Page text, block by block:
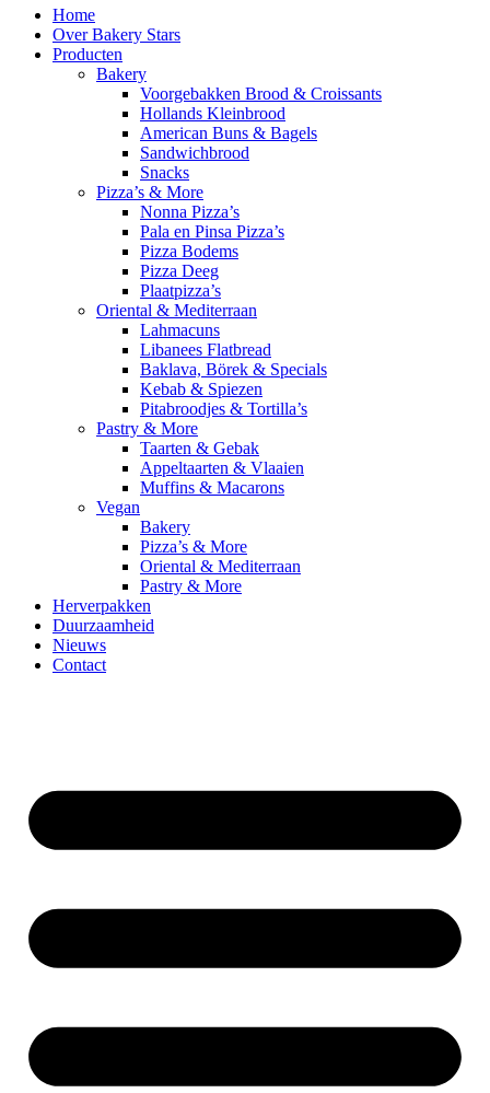
Home
Over Bakery Stars
Producten
Bakery
Voorgebakken Brood & Croissants
Hollands Kleinbrood
American Buns & Bagels
Sandwichbrood
Snacks
Pizza’s & More
Nonna Pizza’s
Pala en Pinsa Pizza’s
Pizza Bodems
Pizza Deeg
Plaatpizza’s
Oriental & Mediterraan
Lahmacuns
Libanees Flatbread
Baklava, Börek & Specials
Kebab & Spiezen
Pitabroodjes & Tortilla’s
Pastry & More
Taarten & Gebak
Appeltaarten & Vlaaien
Muffins & Macarons
Vegan
Bakery
Pizza’s & More
Oriental & Mediterraan
Pastry & More
Herverpakken
Duurzaamheid
Nieuws
Contact